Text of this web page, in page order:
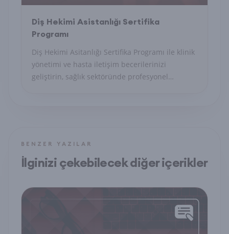
Diş Hekimi Asistanlığı Sertifika
Programı
Diş Hekimi Asitanlığı Sertifika Programı ile klinik
yönetimi ve hasta iletişim becerilerinizi
geliştirin, sağlık sektöründe profesyonel
BENZER YAZILAR
İlginizi çekebilecek diğer içerikler